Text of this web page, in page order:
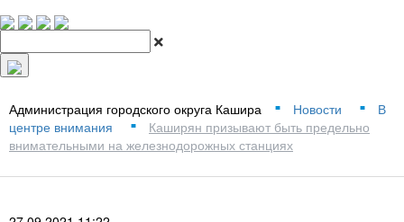
Администрация городского округа Кашира ■ Новости ■
В
центре внимания
■
Каширян призывают быть предельно
внимательными на железнодорожных станциях